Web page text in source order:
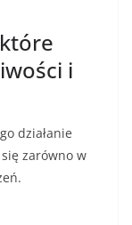
i
działanie
zarówno w